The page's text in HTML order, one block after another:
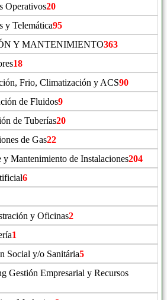
Operativos20
y Telemática95
Y MANTENIMIENTO363
18
Frio, Climatización y ACS90
de Fluidos9
de Tuberías20
de Gas22
y Mantenimiento de Instalaciones204
6
y Oficinas2
1
Social y/o Sanitária5
Gestión Empresarial y Recursos